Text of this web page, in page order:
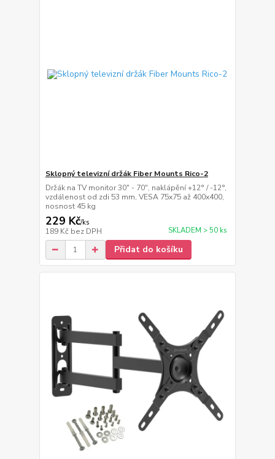
Sklopný televizní držák Fiber Mounts Rico-2
Držák na TV monitor 30" - 70", naklápění +12° / -12°,
vzdálenost od zdi 53 mm, VESA 75x75 až 400x400,
nosnost 45 kg
229 Kč/ks
189 Kč bez DPH SKLADEM > 50 ks
Přidat do košíku